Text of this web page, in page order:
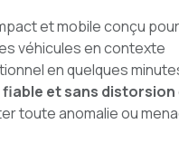
et mobile conçu pour
véhicules en contexte
en quelques
et sans distorsion
toute anomalie ou